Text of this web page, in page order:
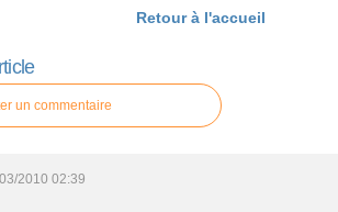
Retour à l'accueil
un commentaire
2010 02:39